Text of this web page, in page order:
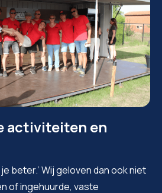
activiteiten en
beter.’ Wij geloven dan ook niet
of ingehuurde, vaste